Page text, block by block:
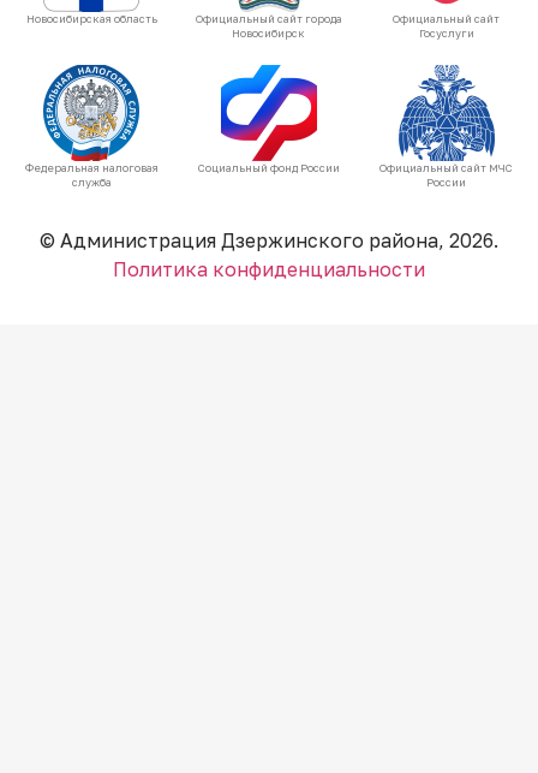
Новосибирская область
Официальный сайт города
Новосибирск
Официальный сайт
Госуслуги
Федеральная налоговая
служба
Социальный фонд России
Официальный сайт МЧС
России
© Администрация Дзержинского района, 2026.
Политика конфиденциальности